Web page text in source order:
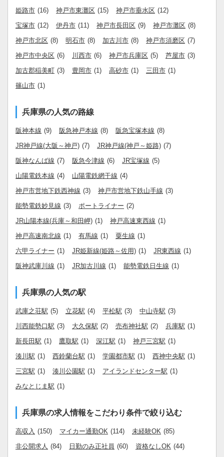
姫路市 (16) 神戸市東灘区 (15) 神戸市垂水区 (12)
宝塚市 (12) 伊丹市 (11) 神戸市長田区 (9) 神戸市灘区 (8)
神戸市北区 (8) 明石市 (8) 加古川市 (8) 神戸市須磨区 (7)
神戸市中央区 (6) 川西市 (6) 神戸市兵庫区 (5) 芦屋市 (3)
加古郡稲美町 (3) 豊岡市 (1) 高砂市 (1) 三田市 (1)
篠山市 (1)
兵庫県の人気の路線
阪神本線 (9) 阪急神戸本線 (8) 阪急宝塚本線 (8)
JR神戸線(大阪～神戸) (7) JR神戸線(神戸～姫路) (7)
阪神なんば線 (7) 阪急今津線 (6) JR宝塚線 (5)
山陽電鉄本線 (4) 山陽電鉄網干線 (4)
神戸市営地下鉄西神線 (3) 神戸市営地下鉄山手線 (3)
能勢電鉄妙見線 (3) ポートライナー (2)
JR山陽本線(兵庫～和田岬) (1) 神戸高速東西線 (1)
神戸高速南北線 (1) 有馬線 (1) 粟生線 (1)
六甲ライナー (1) JR姫新線(姫路～佐用) (1) JR東西線 (1)
阪神武庫川線 (1) JR加古川線 (1) 能勢電鉄日生線 (1)
兵庫県の人気の駅
武庫之荘駅 (5) 立花駅 (4) 平松駅 (3) 中山寺駅 (3)
川西能勢口駅 (3) 大久保駅 (2) 売布神社駅 (2) 兵庫駅 (1)
新長田駅 (1) 鷹取駅 (1) 深江駅 (1) 神戸三宮駅 (1)
湊川駅 (1) 西鈴蘭台駅 (1) 学園都市駅 (1) 西神中央駅 (1)
三宮駅 (1) 湊川公園駅 (1) アイランドセンター駅 (1)
みなとじま駅 (1)
兵庫県の求人情報をこだわり条件で絞り込む
高収入 (150) マイカー通勤OK (114) 未経験OK (85)
非公開求人 (84) 日勤のみ正社員 (60) 資格なしOK (44)